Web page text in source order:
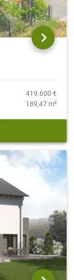
419.600 €
189,47 m²